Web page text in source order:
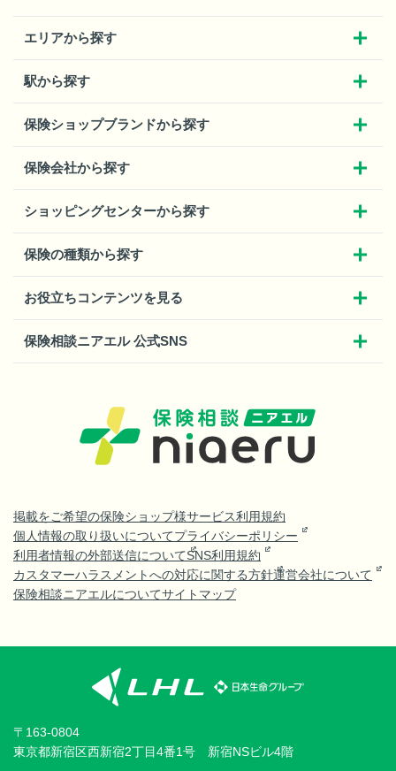
エリアから探す
駅から探す
保険ショップブランドから探す
保険会社から探す
ショッピングセンターから探す
保険の種類から探す
お役立ちコンテンツを見る
保険相談ニアエル 公式SNS
掲載をご希望の保険ショップ様サービス利用規約
個人情報の取り扱いについてプライバシーポリシー
利用者情報の外部送信についてSNS利用規約
カスタマーハラスメントへの対応に関する方針運営会社について
保険相談ニアエルについてサイトマップ
〒163-0804
東京都新宿区西新宿2丁目4番1号 新宿NSビル4階